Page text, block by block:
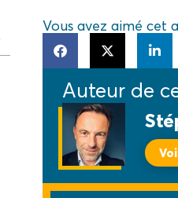
Vous avez aimé cet
Auteur de